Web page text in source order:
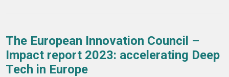
The European Innovation Council –
Impact report 2023: accelerating Deep
Tech in Europe